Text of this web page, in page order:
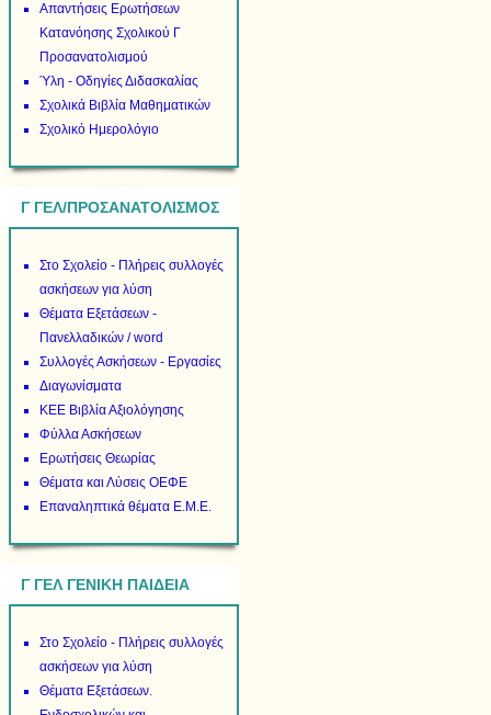
Απαντήσεις Ερωτήσεων
Κατανόησης Σχολικού Γ
Προσανατολισμού
Ύλη - Οδηγίες Διδασκαλίας
Σχολικά Βιβλία Μαθηματικών
Σχολικό Ημερολόγιο
Γ ΓΕΛ/ΠΡΟΣΑΝΑΤΟΛΙΣΜΟΣ
Στο Σχολείο - Πλήρεις συλλογές
ασκήσεων για λύση
Θέματα Εξετάσεων -
Πανελλαδικών / word
Συλλογές Ασκήσεων - Εργασίες
Διαγωνίσματα
ΚΕΕ Βιβλία Αξιολόγησης
Φύλλα Ασκήσεων
Ερωτήσεις Θεωρίας
Θέματα και Λύσεις ΟΕΦΕ
Επαναληπτικά θέματα Ε.Μ.Ε.
Γ ΓΕΛ ΓΕΝΙΚΗ ΠΑΙΔΕΙΑ
Στο Σχολείο - Πλήρεις συλλογές
ασκήσεων για λύση
Θέματα Εξετάσεων.